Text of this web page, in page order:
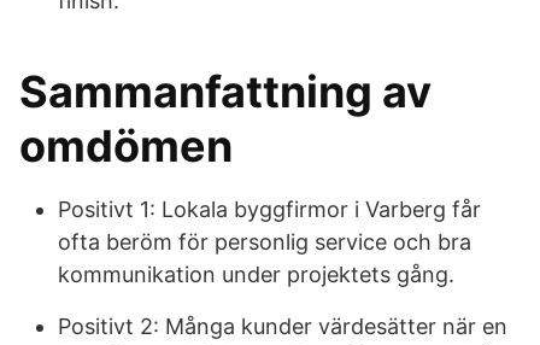
Sammanfattning av
omdömen
Positivt 1: Lokala byggfirmor i Varberg får
ofta beröm för personlig service och bra
kommunikation under projektets gång.
Positivt 2: Många kunder värdesätter när en